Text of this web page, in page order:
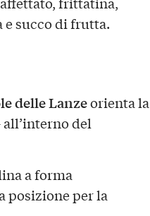
e succo di frutta.
delle Lanzeorienta la
all’interno del
a forma
posizione per la